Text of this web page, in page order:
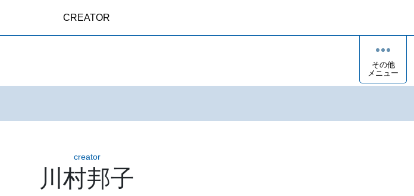
CREATOR
その他
メニュー
creator
川村邦子